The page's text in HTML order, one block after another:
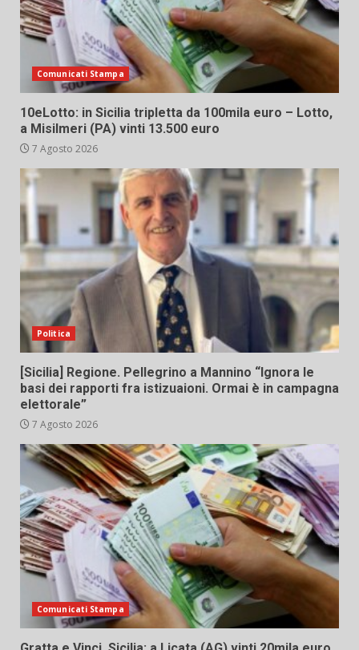
Comunicati Stampa
10eLotto: in Sicilia tripletta da 100mila euro – Lotto,
a Misilmeri (PA) vinti 13.500 euro
7 Agosto 2026
Politica
[Sicilia] Regione. Pellegrino a Mannino “Ignora le
basi dei rapporti fra istizuaioni. Ormai è in campagna
elettorale”
7 Agosto 2026
Comunicati Stampa